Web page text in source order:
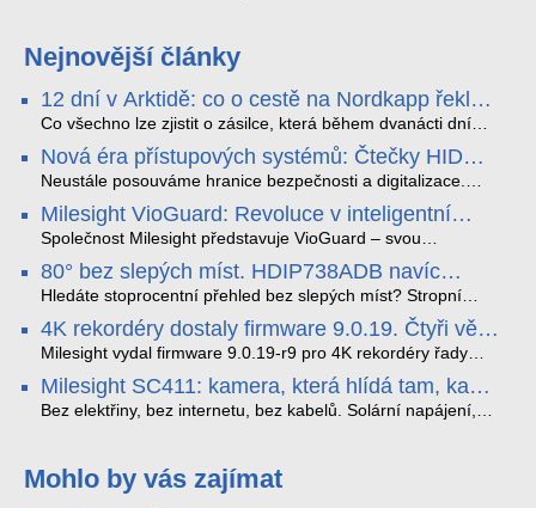
Nejnovější články
12 dní v Arktidě: co o cestě na Nordkapp řekla
data ze SMARTBOX 2 MAX
Co všechno lze zjistit o zásilce, která během dvanácti dní
projede Arktidou? SMARTBOX 2 MAX jsme vzali na trasu z
Tromsø přes Lofoty, Kirunu a finské Laponsko až na
Nordkapp. Bez jediného dobití, v mrazu až −13 °C a mimo
stabilní mobilní signál zaznamenával polohu, teplotu, světlo,
otřesy i náklon. Výsledkem není jen čára na mapě, ale
podrobný datový příběh celé cesty.
Nová éra přístupových systémů: Čtečky HID
Signo
Neustále posouváme hranice bezpečnosti a digitalizace.
Rádi bychom Vám proto představili naši nejnovější nabídku
v oblasti kontroly přístupu – moderní a vysoce univerzální
čtečky HID Signo.
Milesight VioGuard: Revoluce v inteligentní
detekci dopravních přestupků
Společnost Milesight představuje VioGuard – svou
nejnovější proprietární technologii pro pokročilou detekci
dopravních přestupků. Tento systém, poháněný
sofistikovanými algoritmy umělé inteligence (AI), je navržen
tak, aby poskytoval komplexní nástroje pro vymáhání
dopravních předpisů, zvyšoval bezpečnost na silnicích a
optimalizoval plynulost dopravy v moderních městech.
80° bez slepých míst. HDIP738ADB navíc
streamuje na YouTube – bez PC.
Hledáte stoprocentní přehled bez slepých míst? Stropní
panoramatická kamera HDIP738ADB skládá obraz ze dvou
4MP senzorů SONY do jednoho čistého 180° záběru bez
zkreslení. K tomu přidává AI detekci osob a vozidel,
obousměrný zvuk a unikátní možnost přímého vysílání na
YouTube – bez běžícího počítače.
4K rekordéry dostaly firmware 9.0.19. Čtyři věci,
které musíte vědět.
Milesight vydal firmware 9.0.19-r9 pro 4K rekordéry řady
H.265. Pokud tyhle systémy instalujete, jsou tu čtyři věci,
které vám zjednoduší práci – a jedna z nich vám ušetří
spoustu zbytečných výjezdů k zákazníkům.
Milesight SC411: kamera, která hlídá tam, kam
kabel nedosáhne
Bez elektřiny, bez internetu, bez kabelů. Solární napájení,
váš telefon. Podívejte se na video.
Mohlo by vás zajímat